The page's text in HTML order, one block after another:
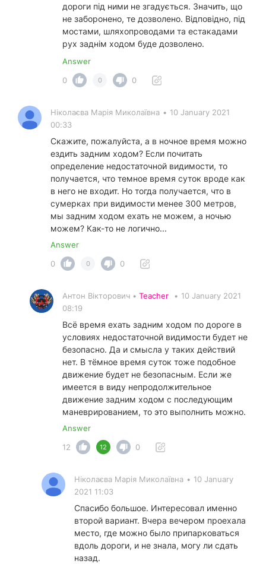
дороги під ними не згадується. Значить, що
не заборонено, те дозволено. Відповідно, під
мостами, шляхопроводами та естакадами
рух заднім ходом буде дозволено.
Answer
0
0 0
Ніколаєва Марія Миколаївна • 10 January 2021
00:33
Скажите, пожалуйста, а в ночное время можно
ездить задним ходом? Если почитать
определение недостаточной видимости, то
получается, что темное время суток вроде как
в него не входит. Но тогда получается, что в
сумерках при видимости менее 300 метров,
мы задним ходом ехать не можем, а ночью
можем? Как-то не логично...
Answer
0
0 0
Антон Вікторович • Teacher • 10 January 2021
08:19
Всё время ехать задним ходом по дороге в
условиях недостаточной видимости будет не
безопасно. Да и смысла у таких действий
нет. В тёмное время суток тоже подобное
движение будет не безопасным. Если же
имеется в виду непродолжительное
движение задним ходом с последующим
маневрированием, то это выполнить можно.
Answer
12
12 0
Ніколаєва Марія Миколаївна • 10 January
2021 11:03
Спасибо большое. Интересовал именно
второй вариант. Вчера вечером проехала
место, где можно было припарковаться
вдоль дороги, и не знала, могу ли сдать
назад.